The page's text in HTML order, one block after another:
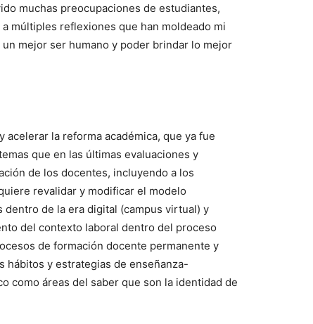
muchas preocupaciones de estudiantes,
múltiples reflexiones que han moldeado mi
mejor ser humano y poder brindar lo mejor
acelerar la reforma académica, que ya fue
que en las últimas evaluaciones y
de los docentes, incluyendo a los
revalidar y modificar el modelo
de la era digital (campus virtual) y
del contexto laboral dentro del proceso
de formación docente permanente y
hábitos y estrategias de enseñanza-
como áreas del saber que son la identidad de